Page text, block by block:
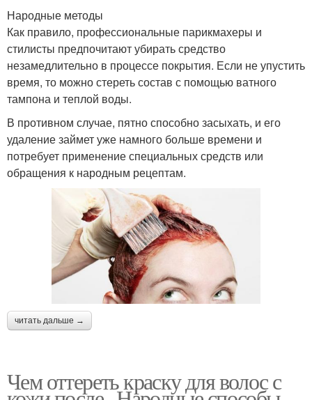
Народные методы
Как правило, профессиональные парикмахеры и
стилисты предпочитают убирать средство
незамедлительно в процессе покрытия. Если не упустить
время, то можно стереть состав с помощью ватного
тампона и теплой воды.
В противном случае, пятно способно засыхать, и его
удаление займет уже намного больше времени и
потребует применение специальных средств или
обращения к народным рецептам.
читать дальше →
Чем оттереть краску для волос с